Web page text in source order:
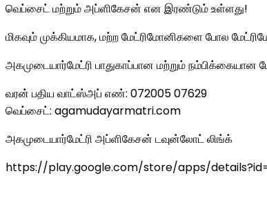
வெப்சைட் மற்றும் அப்ளிகேசன் என இரண்டும் உள்ளது!
மிகவும் முக்கியமாக, மற்ற மேட்ரிமோனிகளை போல
அகமுடையார்மேட்ரி பாதுகாப்பான மற்றும் நம்பிக்கையான
வரன் பதிய வாட்ஸ்அப் எண்: 072005 07629
வெப்சைட்: agamudayarmatri.com
அகமுடையார்மேட்ரி அப்ளிகேசன் டவுன்லோட் லிங்க்
https://play.google.com/store/apps/